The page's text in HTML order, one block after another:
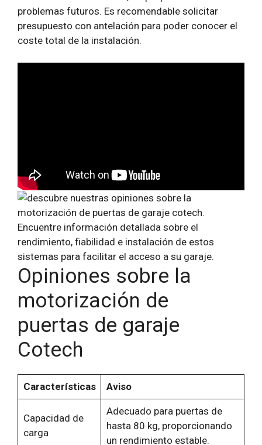
problemas futuros. Es recomendable solicitar
presupuesto con antelación para poder conocer el
coste total de la instalación.
Opiniones sobre la
motorización de
puertas de garaje
Cotech
Características Aviso
Capacidad de
carga
Adecuado para puertas de
hasta 80 kg, proporcionando
un rendimiento estable.